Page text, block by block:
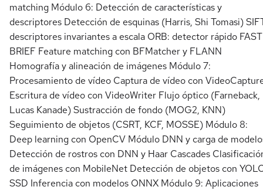
matching Módulo 6: Detección de características y
descriptores Detección de esquinas (Harris, Shi Tomasi)
descriptores invariantes a escala ORB: detector rápido
BRIEF Feature matching con BFMatcher y FLANN
Homografía y alineación de imágenes Módulo 7:
Procesamiento de vídeo Captura de vídeo con
Escritura de vídeo con VideoWriter Flujo óptico (Farneback,
Lucas Kanade) Sustracción de fondo (MOG2, KNN)
Seguimiento de objetos (CSRT, KCF, MOSSE) Módulo 8:
Deep learning con OpenCV Módulo DNN y carga de
Detección de rostros con DNN y Haar Cascades
de imágenes con MobileNet Detección de objetos con
SSD Inferencia con modelos ONNX Módulo 9: Aplicaciones